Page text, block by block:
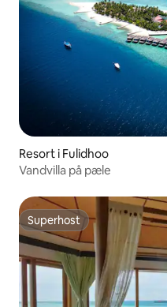
Resort i Fulidhoo
Vandvilla på pæle
Superhost
Superhost